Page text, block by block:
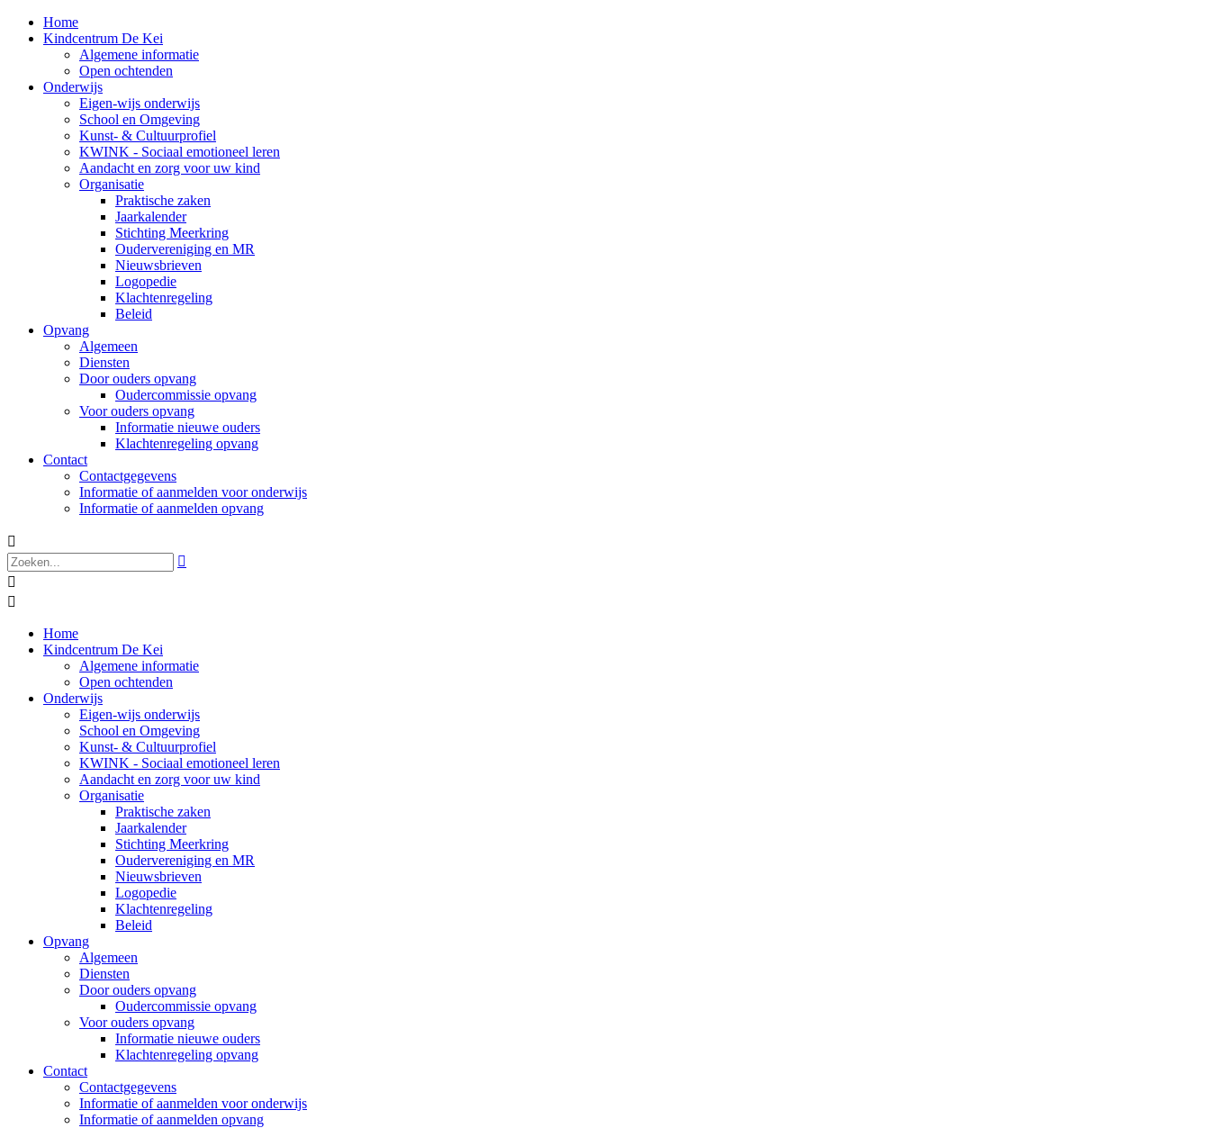
Home
Kindcentrum De Kei
Algemene informatie
Open ochtenden
Onderwijs
Eigen-wijs onderwijs
School en Omgeving
Kunst- & Cultuurprofiel
KWINK - Sociaal emotioneel leren
Aandacht en zorg voor uw kind
Organisatie
Praktische zaken
Jaarkalender
Stichting Meerkring
Oudervereniging en MR
Nieuwsbrieven
Logopedie
Klachtenregeling
Beleid
Opvang
Algemeen
Diensten
Door ouders opvang
Oudercommissie opvang
Voor ouders opvang
Informatie nieuwe ouders
Klachtenregeling opvang
Contact
Contactgegevens
Informatie of aanmelden voor onderwijs
Informatie of aanmelden opvang




Home
Kindcentrum De Kei
Algemene informatie
Open ochtenden
Onderwijs
Eigen-wijs onderwijs
School en Omgeving
Kunst- & Cultuurprofiel
KWINK - Sociaal emotioneel leren
Aandacht en zorg voor uw kind
Organisatie
Praktische zaken
Jaarkalender
Stichting Meerkring
Oudervereniging en MR
Nieuwsbrieven
Logopedie
Klachtenregeling
Beleid
Opvang
Algemeen
Diensten
Door ouders opvang
Oudercommissie opvang
Voor ouders opvang
Informatie nieuwe ouders
Klachtenregeling opvang
Contact
Contactgegevens
Informatie of aanmelden voor onderwijs
Informatie of aanmelden opvang